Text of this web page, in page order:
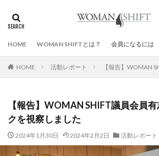
HOME WOMAN SHIFTとは？ 会員になるには
HOME 活動レポート 【報告】WOMAN
【報告】WOMAN SHIFT議員会員
クを視察しました
2024年1月30日 2024年2月2日 活動レポート
タグ
ジェンダーギャップ
ジョセラジ
勉強会
国際女性デー 報道